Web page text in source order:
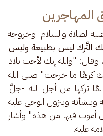
المهاجرين
الصلاة والسلام- وخروجه
التَّرك ليس بطبيعة وليس
وقال: "والله إنك لأحب بلاد
كرهًا ما خرجت" صلى الله
تركها من أجل الله -جلَّ
وبنشأته وبنزول الوحي عليه
فيها من هذه" وأشار
عليه.